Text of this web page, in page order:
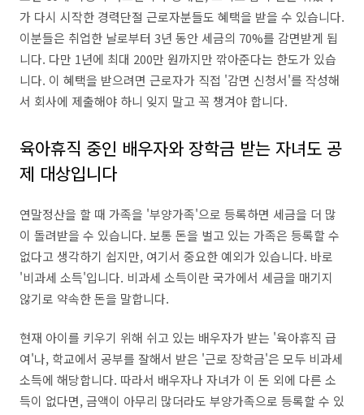
가 다시 시작한 경력단절 근로자분들도 혜택을 받을 수 있습니다.
이분들은 취업한 날로부터 3년 동안 세금의 70%를 감면받게 됩
니다. 다만 1년에 최대 200만 원까지만 깎아준다는 한도가 있습
니다. 이 혜택을 받으려면 근로자가 직접 '감면 신청서'를 작성해
서 회사에 제출해야 하니 잊지 말고 꼭 챙겨야 합니다.
육아휴직 중인 배우자와 장학금 받는 자녀도 공
제 대상입니다
연말정산을 할 때 가족을 '부양가족'으로 등록하면 세금을 더 많
이 돌려받을 수 있습니다. 보통 돈을 벌고 있는 가족은 등록할 수
없다고 생각하기 쉽지만, 여기서 중요한 예외가 있습니다. 바로
'비과세 소득'입니다. 비과세 소득이란 국가에서 세금을 매기지
않기로 약속한 돈을 말합니다.
현재 아이를 키우기 위해 쉬고 있는 배우자가 받는 '육아휴직 급
여'나, 학교에서 공부를 잘해서 받은 '근로 장학금'은 모두 비과세
소득에 해당합니다. 따라서 배우자나 자녀가 이 돈 외에 다른 소
득이 없다면, 금액이 아무리 많더라도 부양가족으로 등록할 수 있